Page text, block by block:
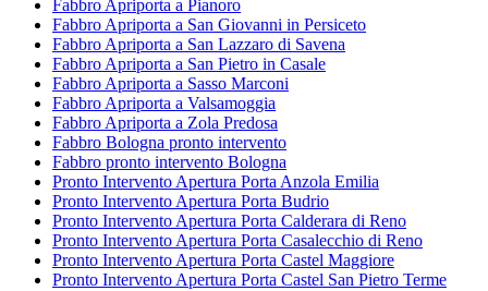
Fabbro Apriporta a Pianoro
Fabbro Apriporta a San Giovanni in Persiceto
Fabbro Apriporta a San Lazzaro di Savena
Fabbro Apriporta a San Pietro in Casale
Fabbro Apriporta a Sasso Marconi
Fabbro Apriporta a Valsamoggia
Fabbro Apriporta a Zola Predosa
Fabbro Bologna pronto intervento
Fabbro pronto intervento Bologna
Pronto Intervento Apertura Porta Anzola Emilia
Pronto Intervento Apertura Porta Budrio
Pronto Intervento Apertura Porta Calderara di Reno
Pronto Intervento Apertura Porta Casalecchio di Reno
Pronto Intervento Apertura Porta Castel Maggiore
Pronto Intervento Apertura Porta Castel San Pietro Terme